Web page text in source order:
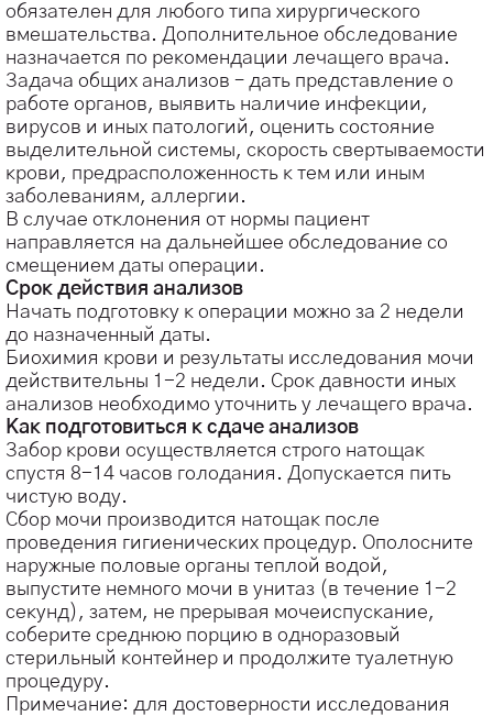
обязателен для любого типа хирургического
вмешательства. Дополнительное обследование
назначается по рекомендации лечащего врача.
Задача общих анализов – дать представление о
работе органов, выявить наличие инфекции,
вирусов и иных патологий, оценить состояние
выделительной системы, скорость свертываемости
крови, предрасположенность к тем или иным
заболеваниям, аллергии.
В случае отклонения от нормы пациент
направляется на дальнейшее обследование со
смещением даты операции.
Срок действия анализов
Начать подготовку к операции можно за 2 недели
до назначенный даты.
Биохимия крови и результаты исследования мочи
действительны 1-2 недели. Срок давности иных
анализов необходимо уточнить у лечащего врача.
Как подготовиться к сдаче анализов
Забор крови осуществляется строго натощак
спустя 8-14 часов голодания. Допускается пить
чистую воду.
Сбор мочи производится натощак после
проведения гигиенических процедур. Ополосните
наружные половые органы теплой водой,
выпустите немного мочи в унитаз (в течение 1-2
секунд), затем, не прерывая мочеиспускание,
соберите среднюю порцию в одноразовый
стерильный контейнер и продолжите туалетную
процедуру.
Примечание: для достоверности исследования